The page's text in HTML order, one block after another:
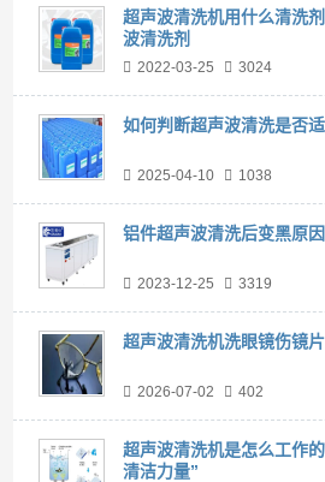
超声波清洗机用什么清洗
波清洗剂
2022-03-25 3024
如何判断超声波清洗是否
2025-04-10 1038
铝件超声波清洗后变黑原
2023-12-25 3319
超声波清洗机洗眼镜伤镜片
2026-07-02 402
超声波清洗机是怎么工作
清洁力量”